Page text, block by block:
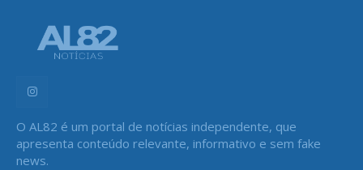
O AL82 é um portal de notícias independente, que
apresenta conteúdo relevante, informativo e sem fake
news.